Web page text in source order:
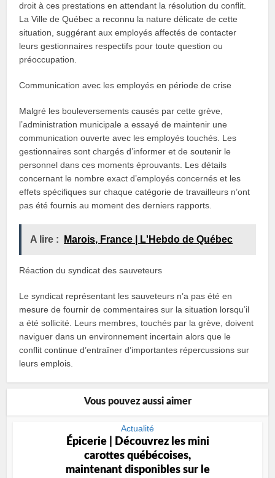
droit à ces prestations en attendant la résolution du conflit.
La Ville de Québec a reconnu la nature délicate de cette
situation, suggérant aux employés affectés de contacter
leurs gestionnaires respectifs pour toute question ou
préoccupation.
Communication avec les employés en période de crise
Malgré les bouleversements causés par cette grève,
l’administration municipale a essayé de maintenir une
communication ouverte avec les employés touchés. Les
gestionnaires sont chargés d’informer et de soutenir le
personnel dans ces moments éprouvants. Les détails
concernant le nombre exact d’employés concernés et les
effets spécifiques sur chaque catégorie de travailleurs n’ont
pas été fournis au moment des derniers rapports.
A lire : Marois, France | L'Hebdo de Québec
Réaction du syndicat des sauveteurs
Le syndicat représentant les sauveteurs n’a pas été en
mesure de fournir de commentaires sur la situation lorsqu’il
a été sollicité. Leurs membres, touchés par la grève, doivent
naviguer dans un environnement incertain alors que le
conflit continue d’entraîner d’importantes répercussions sur
leurs emplois.
Vous pouvez aussi aimer
Actualité
Épicerie | Découvrez les mini
carottes québécoises,
maintenant disponibles sur le